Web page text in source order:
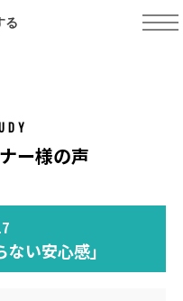
る
ー様の声
い安心感」